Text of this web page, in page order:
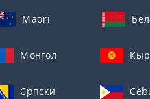
Maori
Монгол
Српски